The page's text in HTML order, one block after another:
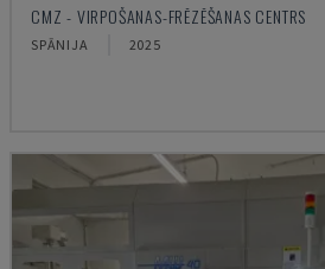
CMZ - VIRPOŠANAS-FRĒZĒŠANAS CENTRS
SPĀNIJA 2025